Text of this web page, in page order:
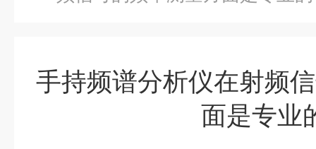
手持频谱分析仪在射频
面是专业